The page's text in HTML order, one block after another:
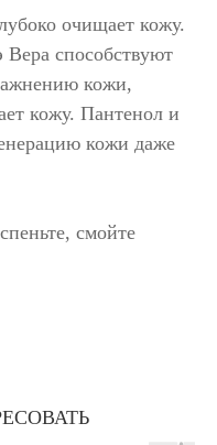
очищает кожу.
способствуют
кожи,
кожу. Пантенол и
кожи даже
смойте